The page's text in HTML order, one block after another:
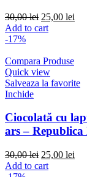
30,00lei Original
price
25,00 lei
Add to cart
-17%
Compara Produse
Quick view
Salveaza la favorite
Inchide
Ciocolată cu
ars –
30,00lei Original
price
25,00 lei
Add to cart